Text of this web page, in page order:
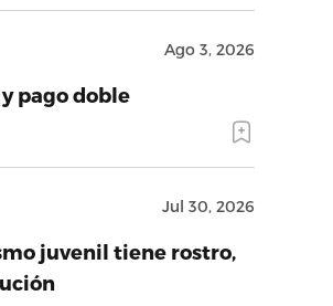
Ago 3, 2026
pago doble
Jul 30, 2026
juvenil tiene rostro,